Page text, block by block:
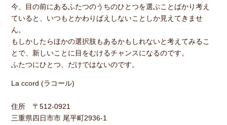
今、目の前にあるふたつのうちのひとつを選ぶことばかり考え
ていると、いつもとかわりばえしないことしか見えてきませ
ん。
もしかしたらほかの選択肢もあるかもしれないと考えてみるこ
とで、新しいことに目をむけるチャンスになるのです。
ふたつにひとつ、だけではないのです。
La ccord (ラコール)
住所 〒512-0921
三重県四日市市 尾平町2936-1